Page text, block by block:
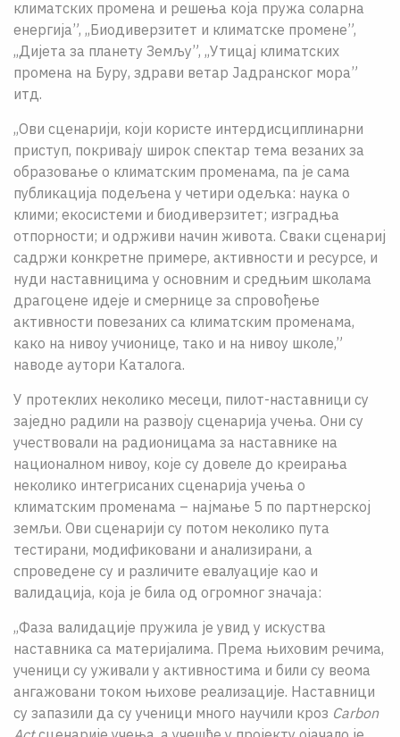
климатских промена и решења која пружа соларна
енергија”, ,,Биодиверзитет и климатске промене”,
,,Дијета за планету Земљу”, ,,Утицај климатских
промена на Буру, здрави ветар Јадранског мора”
итд.
,,Ови сценарији, који користе интердисциплинарни
приступ, покривају широк спектар тема везаних за
образовање о климатским променама, па је сама
публикација подељена у четири одељка: наука о
клими; eкосистеми и биодиверзитет; изградња
отпорности; и одрживи начин живота. Сваки сценариј
садржи конкретне примере, активности и ресурсе, и
нуди наставницима у основним и средњим школама
драгоцене идеје и смернице за спровођење
активности повезаних са климатским променама,
како на нивоу учионице, тако и на нивоу школе,”
наводе аутори Каталога.
У протеклих неколико месеци, пилот-наставници су
заједно радили на развоју сценарија учења. Они су
учествовали на радионицама за наставнике на
национaлном нивоу, које су довеле до креирања
неколико интегрисаних сценарија учења о
климатским променама – најмање 5 по партнерској
земљи. Ови сценарији су потом неколико пута
тестирани, модификовани и анализирани, а
спроведене су и различите евалуације као и
валидација, која је била од огромног значаја:
,,Фаза валидације пружила је увид у искуства
наставника са материјалима. Према њиховим речима,
ученици су уживали у активностима и били су веома
ангажовани током њихове реализације. Наставници
су запазили да су ученици много научили кроз Carbon